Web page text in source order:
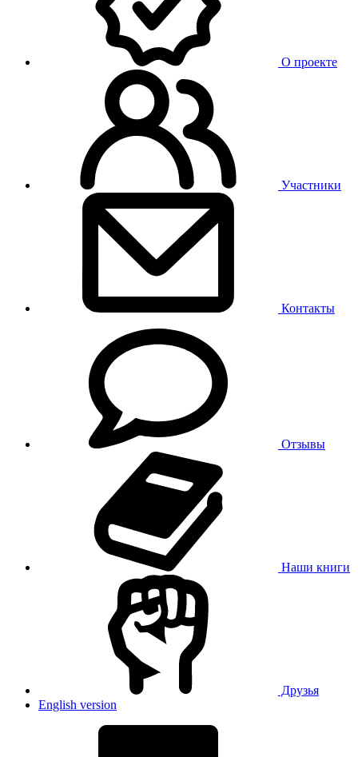
О проекте
Участники
Контакты
Отзывы
Наши книги
Друзья
English version